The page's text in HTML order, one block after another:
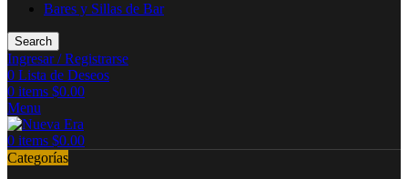
Bares y Sillas de Bar
Search
Ingresar / Registrarse
0 Lista de Deseos
0 items $0.00
Menu
0 items $0.00
Categorías